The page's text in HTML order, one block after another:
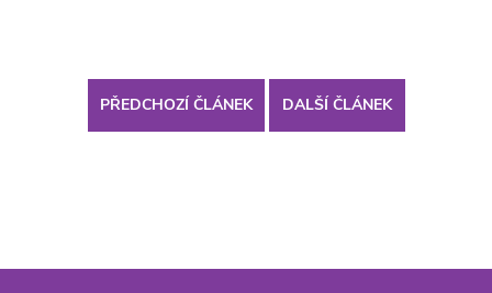
PŘEDCHOZÍ ČLÁNEK DALŠÍ ČLÁNEK